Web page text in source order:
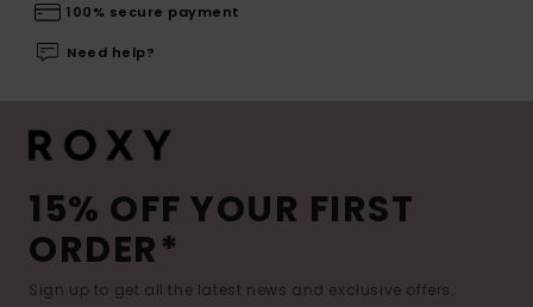
100% secure payment
Need help?
15% OFF YOUR FIRST
ORDER*
Sign up to get all the latest news and exclusive offers.